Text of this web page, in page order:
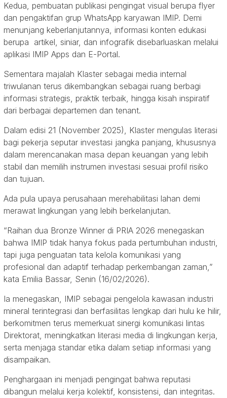
Kedua, pembuatan publikasi pengingat visual berupa flyer
dan pengaktifan grup WhatsApp karyawan IMIP. Demi
menunjang keberlanjutannya, informasi konten edukasi
berupa artikel, siniar, dan infografik disebarluaskan melalui
aplikasi IMIP Apps dan E-Portal.
Sementara majalah Klaster sebagai media internal
triwulanan terus dikembangkan sebagai ruang berbagi
informasi strategis, praktik terbaik, hingga kisah inspiratif
dari berbagai departemen dan tenant.
Dalam edisi 21 (November 2025), Klaster mengulas literasi
bagi pekerja seputar investasi jangka panjang, khususnya
dalam merencanakan masa depan keuangan yang lebih
stabil dan memilih instrumen investasi sesuai profil risiko
dan tujuan.
Ada pula upaya perusahaan merehabilitasi lahan demi
merawat lingkungan yang lebih berkelanjutan.
“Raihan dua Bronze Winner di PRIA 2026 menegaskan
bahwa IMIP tidak hanya fokus pada pertumbuhan industri,
tapi juga penguatan tata kelola komunikasi yang
profesional dan adaptif terhadap perkembangan zaman,”
kata Emilia Bassar, Senin (16/02/2026).
Ia menegaskan, IMIP sebagai pengelola kawasan industri
mineral terintegrasi dan berfasilitas lengkap dari hulu ke hilir,
berkomitmen terus memerkuat sinergi komunikasi lintas
Direktorat, meningkatkan literasi media di lingkungan kerja,
serta menjaga standar etika dalam setiap informasi yang
disampaikan.
Penghargaan ini menjadi pengingat bahwa reputasi
dibangun melalui kerja kolektif, konsistensi, dan integritas.